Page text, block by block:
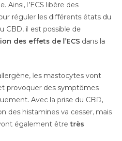
Ainsi, l’ECS libère des
réguler les différents états du
CBD, il est possible de
des effets de l’ECS dans la
les mastocytes vont
provoquer des symptômes
Avec la prise du CBD,
des histamines va cesser, mais
également être très